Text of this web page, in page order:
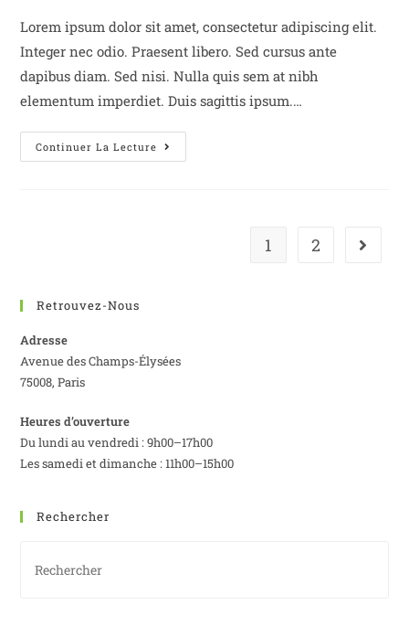
Lorem ipsum dolor sit amet, consectetur adipiscing elit.
Integer nec odio. Praesent libero. Sed cursus ante
dapibus diam. Sed nisi. Nulla quis sem at nibh
elementum imperdiet. Duis sagittis ipsum.…
Continuer La Lecture
1 2
Retrouvez-Nous
Adresse
Avenue des Champs-Élysées
75008, Paris
Heures d’ouverture
Du lundi au vendredi : 9h00–17h00
Les samedi et dimanche : 11h00–15h00
Rechercher